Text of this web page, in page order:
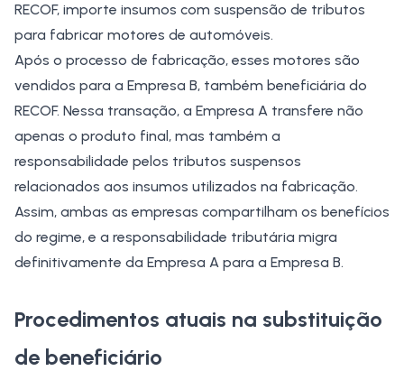
RECOF, importe insumos com suspensão de tributos
para fabricar motores de automóveis.
Após o processo de fabricação, esses motores são
vendidos para a Empresa B, também beneficiária do
RECOF. Nessa transação, a Empresa A transfere não
apenas o produto final, mas também a
responsabilidade pelos tributos suspensos
relacionados aos insumos utilizados na fabricação.
Assim, ambas as empresas compartilham os benefícios
do regime, e a responsabilidade tributária migra
definitivamente da Empresa A para a Empresa B.
Procedimentos atuais na substituição
de beneficiário